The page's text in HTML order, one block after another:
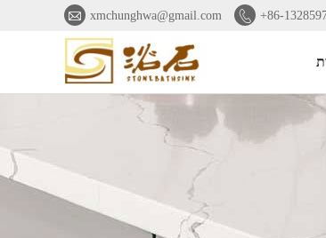
 xmchunghwa@gmail.com  +86-